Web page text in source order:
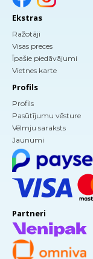
Ekstras
Ražotāji
Visas preces
Īpašie piedāvājumi
Vietnes karte
Profils
Profils
Pasūtījumu vēsture
Vēlmju saraksts
Jaunumi
Partneri